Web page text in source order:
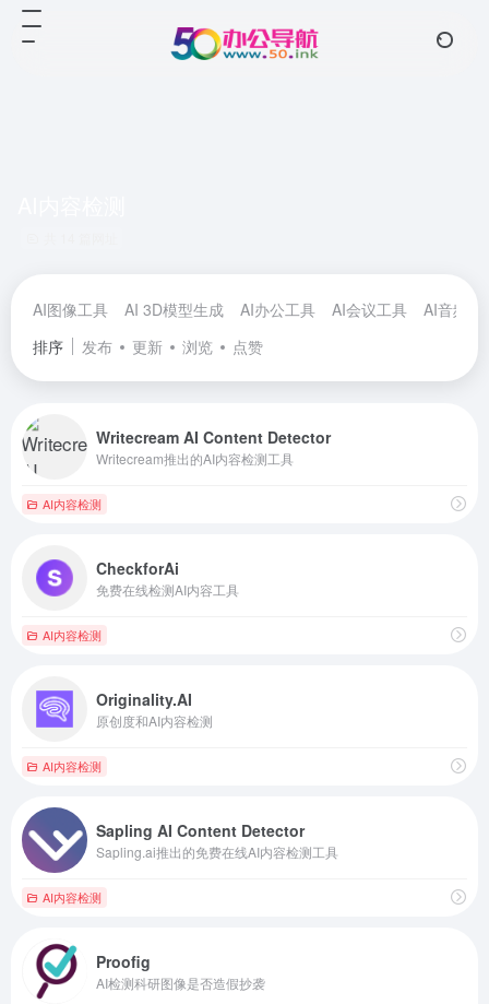
AI图像工具 AI 3D模型生成 AI办公工具 AI会议工具
AI音频工
排序
发布 更新 浏览 点赞
Writecream AI Content Detector
Writecream推出的AI内容检测工具
AI内容检测
CheckforAi
免费在线检测AI内容工具
AI内容检测
Originality.AI
原创度和AI内容检测
AI内容检测
Sapling AI Content Detector
Sapling.ai推出的免费在线AI内容检测工具
AI内容检测
Proofig
AI检测科研图像是否造假抄袭